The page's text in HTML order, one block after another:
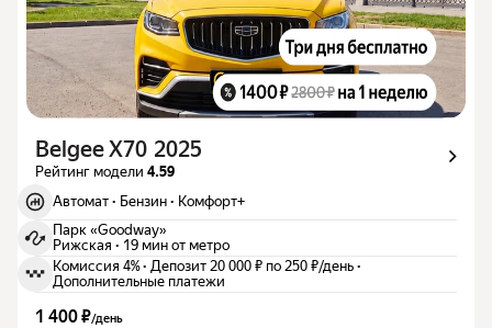
Belgee X70 2025
Рейтинг модели 4.59
Автомат · Бензин · Комфорт+
Парк «Goodway»
Рижская · 19 мин от метро
Комиссия 4%· Депозит 20 000 ₽ по 250 ₽/день ·
Дополнительные платежи
1 400 ₽/день